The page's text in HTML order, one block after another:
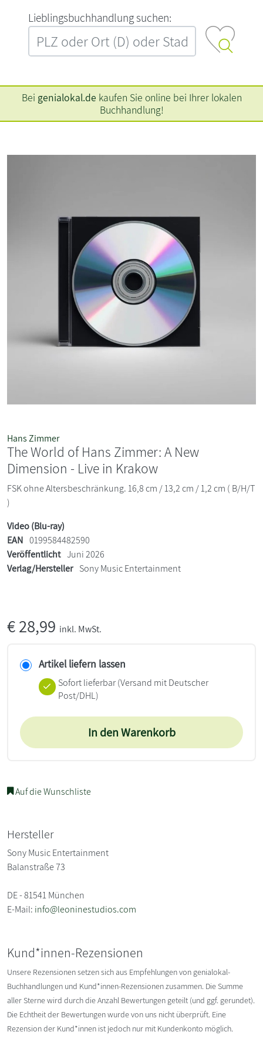
L‍i‍e‍b‍l‍i‍n‍g‍s‍b‍u‍c‍h‍h‍a‍n‍d‍l‍u‍n‍g‍ ‍s‍u‍c‍h‍e‍n‍:‍
Bei genialokal.de kaufen Sie online bei Ihrer lokalen
Buchhandlung!
Hans Zimmer
The World of Hans Zimmer: A New
Dimension - Live in Krakow
FSK ohne Altersbeschränkung. 16,8 cm / 13,2 cm / 1,2 cm ( B/H/T
)
Video (Blu-ray)
EAN 0199584482590
Veröffentlicht Juni 2026
Verlag/Hersteller Sony Music Entertainment
€28,99 inkl. MwSt.
Artikel liefern lassen
Sofort lieferbar(Versand mit Deutscher
Post/DHL)
In den Warenkorb
Auf die Wunschliste
Hersteller
Sony Music Entertainment
Balanstraße 73
DE - 81541 München
E-Mail: info@leoninestudios.com
Kund*innen-Rezensionen
Unsere Rezensionen setzen sich aus Empfehlungen von genialokal-
Buchhandlungen und Kund*innen-Rezensionen zusammen. Die Summe
aller Sterne wird durch die Anzahl Bewertungen geteilt (und ggf. gerundet).
Die Echtheit der Bewertungen wurde von uns nicht überprüft. Eine
Rezension der Kund*innen ist jedoch nur mit Kundenkonto möglich.